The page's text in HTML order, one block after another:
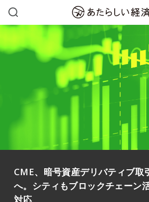
CME、暗号資産デリバティブ取
へ。シティもブロックチェーン
対応